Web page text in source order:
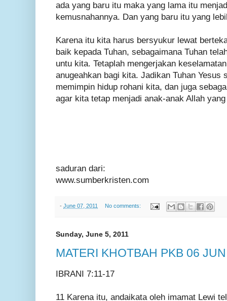
ada yang baru itu maka yang lama itu
kemusnahannya. Dan yang baru itu yang
Karena itu kita harus bersyukur lewat
baik kepada Tuhan, sebagaimana Tuhan
untu kita. Tetaplah mengerjakan
anugeahkan bagi kita. Jadikan Tuhan Yesus
memimpin hidup rohani kita, dan juga
agar kita tetap menjadi anak-anak Allah
saduran dari:
www.sumberkristen.com
- June 07, 2011 No comments:
Sunday, June 5, 2011
MATERI KHOTBAH PKB 06
IBRANI 7:11-17
11 Karena itu, andaikata oleh imamat Lewi